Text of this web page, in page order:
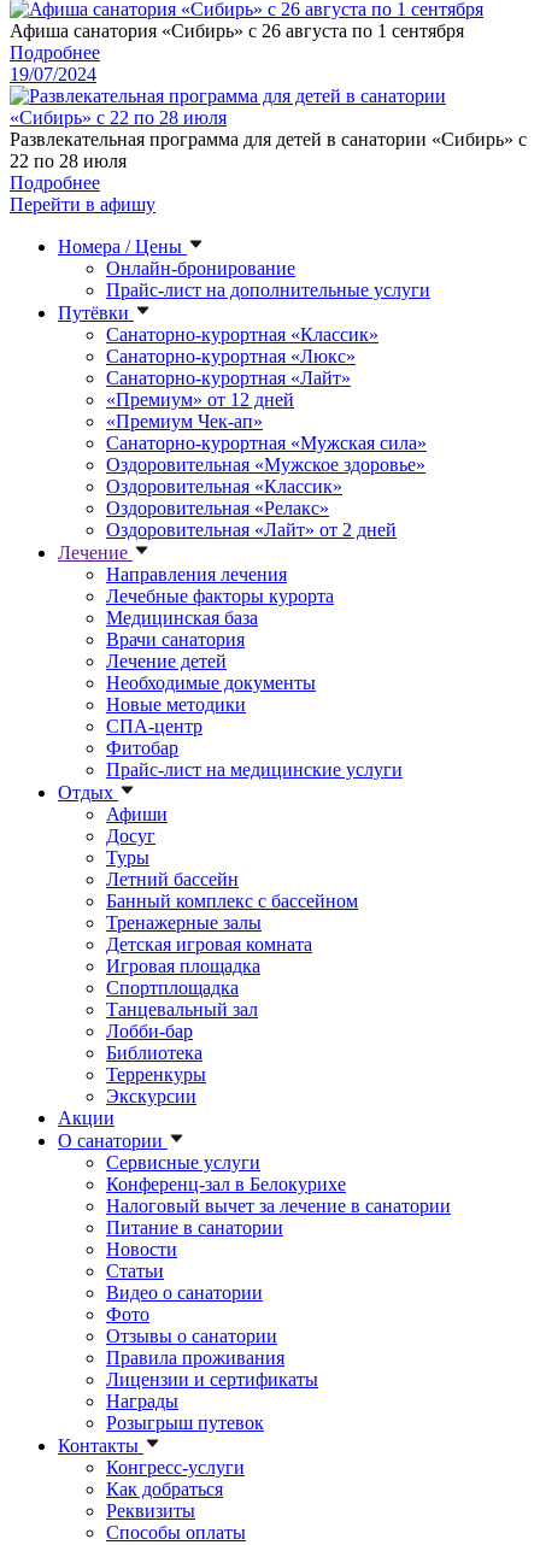
Афиша санатория «Сибирь» с 26 августа по 1 сентября
Подробнее
19/07/2024
Развлекательная программа для детей в санатории «Сибирь» с
22 по 28 июля
Подробнее
Перейти в афишу
Номера / Цены
Онлайн-бронирование
Прайс-лист на дополнительные услуги
Путёвки
Санаторно-курортная «Классик»
Санаторно-курортная «Люкс»
Санаторно-курортная «Лайт»
«Премиум» от 12 дней
«Премиум Чек-ап»
Санаторно-курортная «Мужская сила»
Оздоровительная «Мужское здоровье»
Оздоровительная «Классик»
Оздоровительная «Релакс»
Оздоровительная «Лайт» от 2 дней
Лечение
Направления лечения
Лечебные факторы курорта
Медицинская база
Врачи санатория
Лечение детей
Необходимые документы
Новые методики
СПА-центр
Фитобар
Прайс-лист на медицинские услуги
Отдых
Афиши
Досуг
Туры
Летний бассейн
Банный комплекс с бассейном
Тренажерные залы
Детская игровая комната
Игровая площадка
Спортплощадка
Танцевальный зал
Лобби-бар
Библиотека
Терренкуры
Экскурсии
Акции
О санатории
Сервисные услуги
Конференц-зал в Белокурихе
Налоговый вычет за лечение в санатории
Питание в санатории
Новости
Статьи
Видео о санатории
Фото
Отзывы о санатории
Правила проживания
Лицензии и сертификаты
Награды
Розыгрыш путевок
Контакты
Конгресс-услуги
Как добраться
Реквизиты
Способы оплаты